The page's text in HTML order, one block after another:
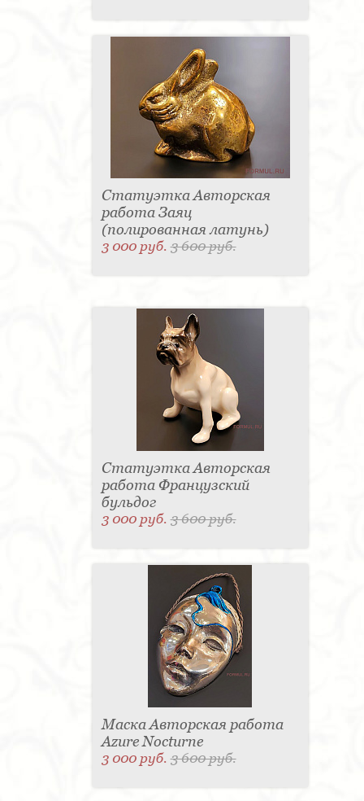
Статуэтка Авторская
работа Заяц
(полированная латунь)
3 000 руб.3 600 руб.
Статуэтка Авторская
работа Французский
бульдог
3 000 руб.3 600 руб.
Маска Авторская работа
Azure Nocturne
3 000 руб.3 600 руб.